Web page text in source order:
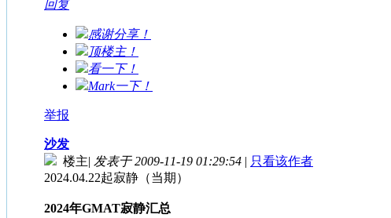
回复
感谢分享！
顶楼主！
看一下！
Mark一下！
举报
沙发
楼主| 发表于 2009-11-19 01:29:54 | 只看该作者
2024.04.22起寂静（当期）
2024年GMAT寂静汇总